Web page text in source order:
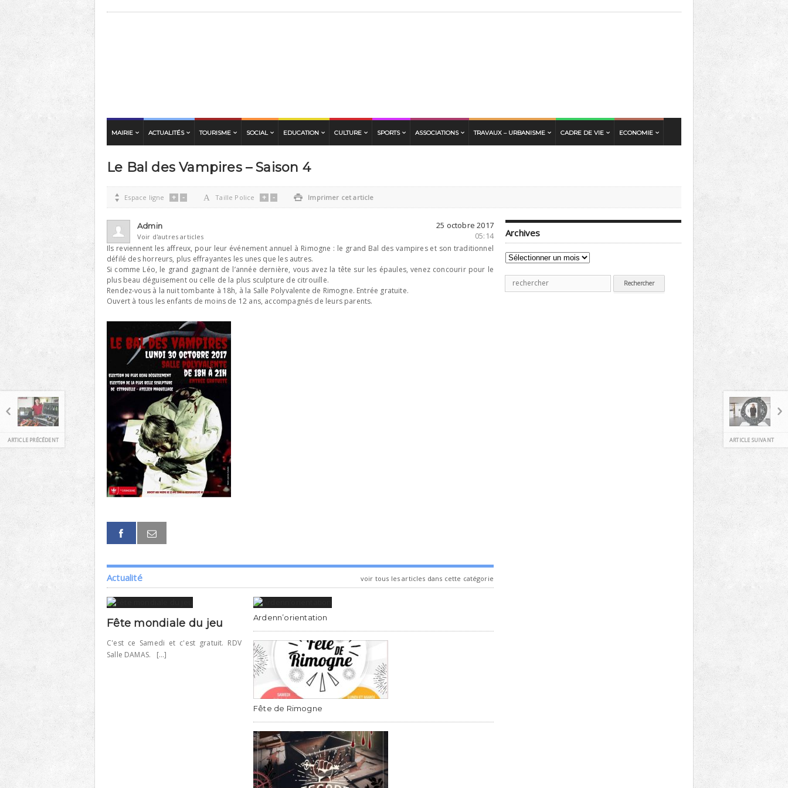
ARTICLE PRÉCÉDENT ARTICLE SUIVANT
MAIRIE ACTUALITÉS TOURISME SOCIAL EDUCATION CULTURE SPORTS ASSOCIATIONS TRAVAUX – URBANISME CADRE DE VIE ECONOMIE
Le Bal des Vampires – Saison 4
 Espace ligne + - A Taille Police + -  Imprimer cet article
Admin
Voir d'autres articles
25 octobre 2017
05:14
Ils reviennent les affreux, pour leur événement annuel à Rimogne : le grand Bal des vampires et son traditionnel
défilé des horreurs, plus effrayantes les unes que les autres.
Si comme Léo, le grand gagnant de l’année dernière, vous avez la tête sur les épaules, venez concourir pour le
plus beau déguisement ou celle de la plus sculpture de citrouille.
Rendez-vous à la nuit tombante à 18h, à la Salle Polyvalente de Rimogne. Entrée gratuite.
Ouvert à tous les enfants de moins de 12 ans, accompagnés de leurs parents.
Actualité voir tous les articles dans cette catégorie
Fête mondiale du jeu
C'est ce Samedi et c'est gratuit. RDV
Salle DAMAS. [...]
Ardenn’orientation
Fête de Rimogne
Archives
Archives
Recherche
pour